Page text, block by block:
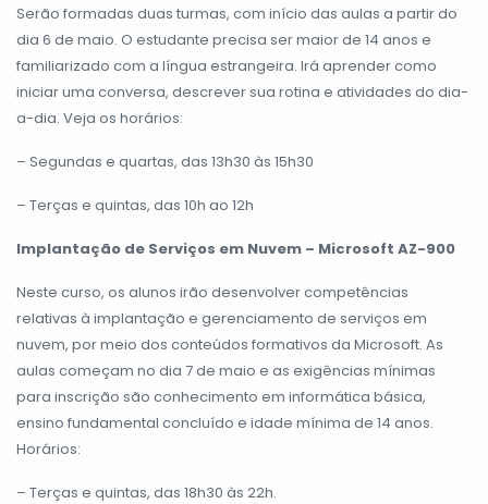
Serão formadas duas turmas, com início das aulas a partir do
dia 6 de maio. O estudante precisa ser maior de 14 anos e
familiarizado com a língua estrangeira. Irá aprender como
iniciar uma conversa, descrever sua rotina e atividades do dia-
a-dia. Veja os horários:
– Segundas e quartas, das 13h30 às 15h30
– Terças e quintas, das 10h ao 12h
Implantação de Serviços em Nuvem – Microsoft AZ-900
Neste curso, os alunos irão desenvolver competências
relativas à implantação e gerenciamento de serviços em
nuvem, por meio dos conteúdos formativos da Microsoft. As
aulas começam no dia 7 de maio e as exigências mínimas
para inscrição são conhecimento em informática básica,
ensino fundamental concluído e idade mínima de 14 anos.
Horários:
– Terças e quintas, das 18h30 às 22h.